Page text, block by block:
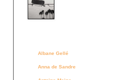
Albane Gellé
Anna de Sandre